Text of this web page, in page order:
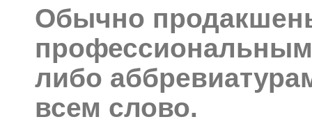
Обычно
либо
всем слово.